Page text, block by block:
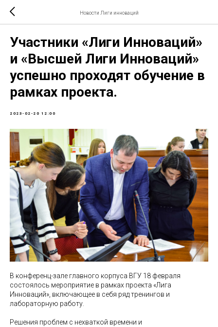
Новости Лиги инноваций
Участники «Лиги Инноваций»
и «Высшей Лиги Инноваций»
успешно проходят обучение в
рамках проекта.
2023-02-20 12:00
В конференц-зале главного корпуса ВГУ 18 февраля
состоялось мероприятие в рамках проекта «Лига
Инноваций», включающее в себя ряд тренингов и
лабораторную работу.
Решения проблем с нехваткой времени и